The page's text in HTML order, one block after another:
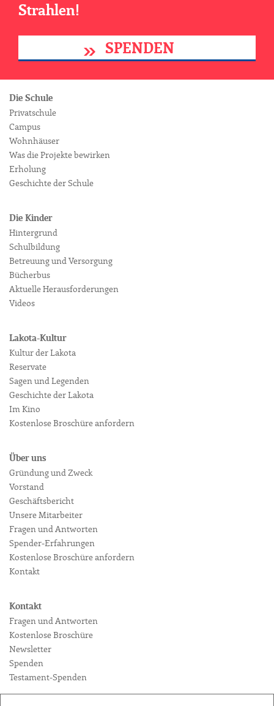
Strahlen!
SPENDEN
Die Schule
Privatschule
Campus
Wohnhäuser
Was die Projekte bewirken
Erholung
Geschichte der Schule
Die Kinder
Hintergrund
Schulbildung
Betreuung und Versorgung
Bücherbus
Aktuelle Herausforderungen
Videos
Lakota-Kultur
Kultur der Lakota
Reservate
Sagen und Legenden
Geschichte der Lakota
Im Kino
Kostenlose Broschüre anfordern
Über uns
Gründung und Zweck
Vorstand
Geschäftsbericht
Unsere Mitarbeiter
Fragen und Antworten
Spender-Erfahrungen
Kostenlose Broschüre anfordern
Kontakt
Kontakt
Fragen und Antworten
Kostenlose Broschüre
Newsletter
Spenden
Testament-Spenden